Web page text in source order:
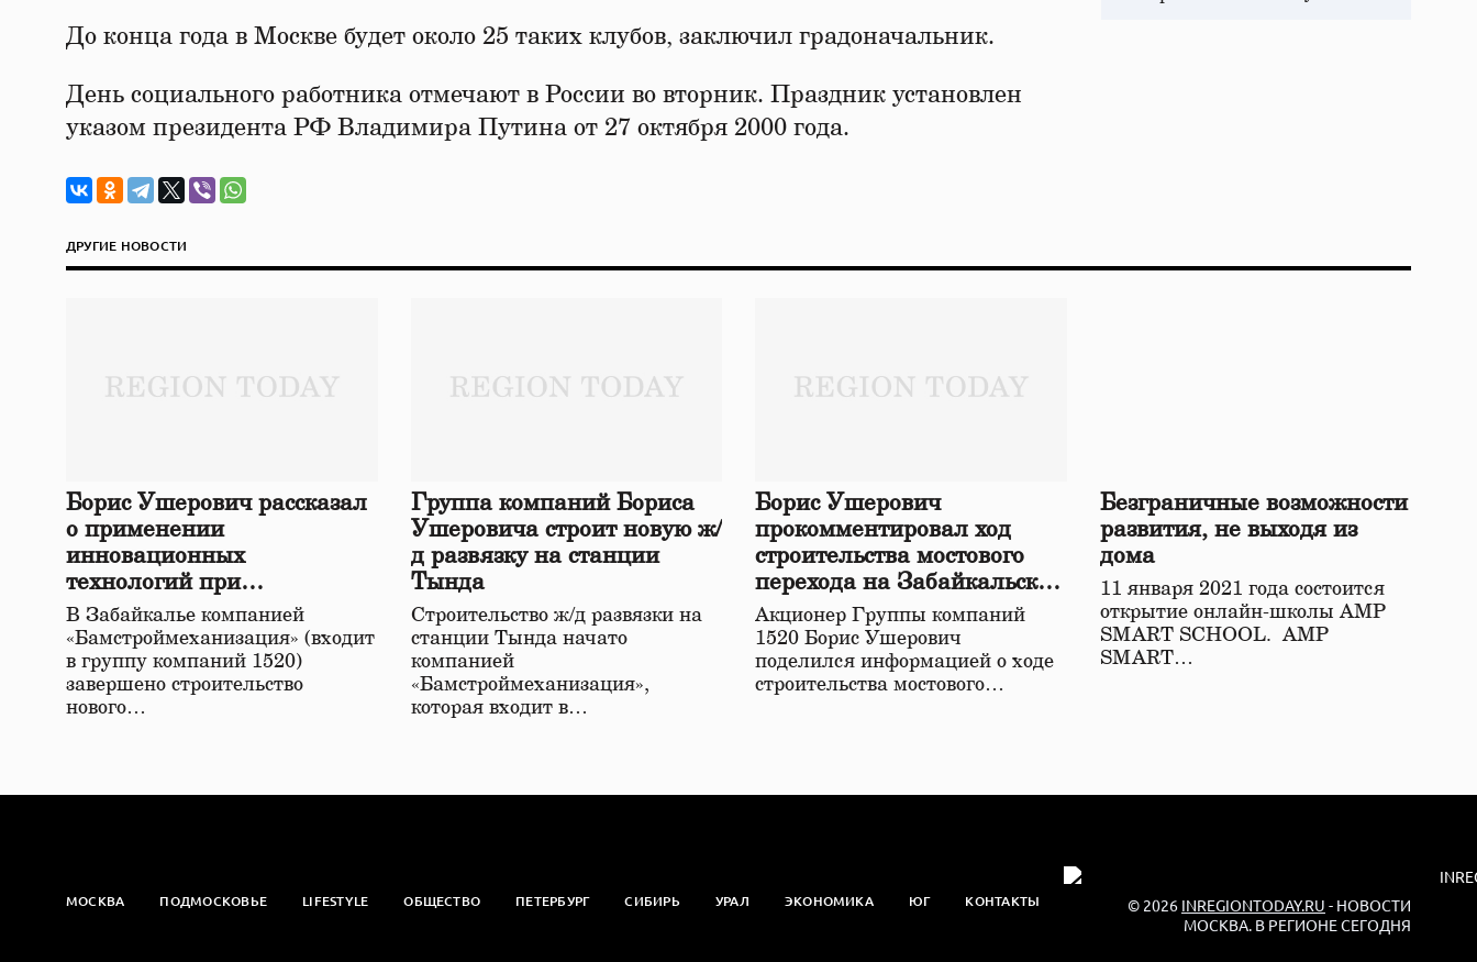
До конца года в Москве будет около 25 таких клубов, заключил градоначальник.
День социального работника отмечают в России во вторник. Праздник установлен
указом президента РФ Владимира Путина от 27 октября 2000 года.
ДРУГИЕ НОВОСТИ
Борис Ушерович рассказал
о применении
инновационных
технологий при
строительстве нового моста
в Забайкалье
В Забайкалье компанией
«Бамстроймеханизация» (входит
в группу компаний 1520)
завершено строительство
нового…
Группа компаний Бориса
Ушеровича строит новую ж/
д развязку на станции
Тында
Строительство ж/д развязки на
станции Тында начато
компанией
«Бамстроймеханизация»,
которая входит в…
Борис Ушерович
прокомментировал ход
строительства мостового
перехода на Забайкальской
железной дороге
Акционер Группы компаний
1520 Борис Ушерович
поделился информацией о ходе
строительства мостового…
Безграничные возможности
развития, не выходя из
дома
11 января 2021 года состоится
открытие онлайн-школы АМР
SMART SCHOOL. АМР
SMART…
МОСКВА ПОДМОСКОВЬЕ LIFESTYLE ОБЩЕСТВО ПЕТЕРБУРГ СИБИРЬ УРАЛ ЭКОНОМИКА ЮГ КОНТАКТЫ © 2026 INREGIONTODAY.RU - НОВОСТИ
МОСКВА. В РЕГИОНЕ СЕГОДНЯ